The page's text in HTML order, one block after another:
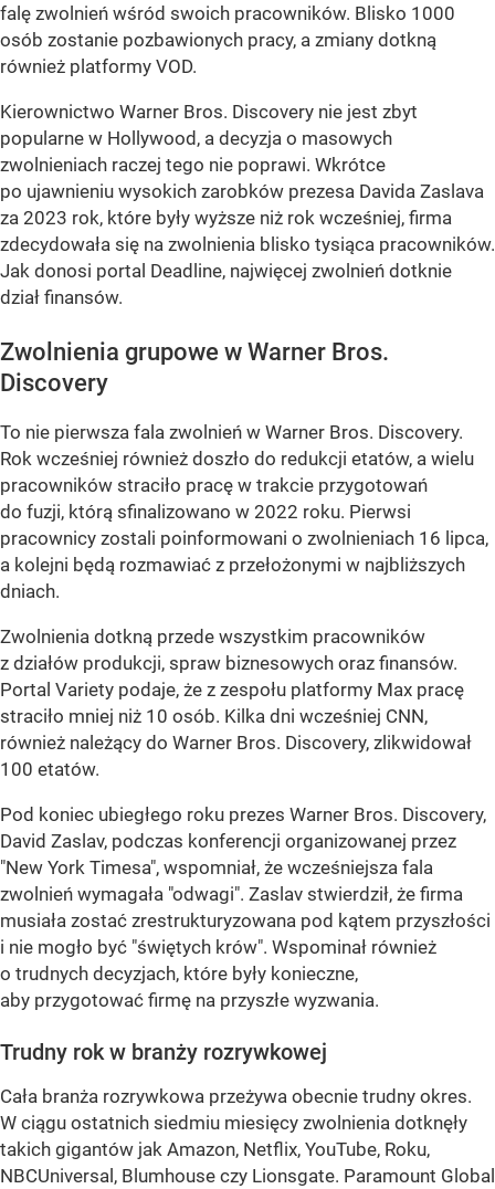
falę zwolnień wśród swoich pracowników. Blisko 1000
osób zostanie pozbawionych pracy, a zmiany dotkną
również platformy VOD.
Kierownictwo Warner Bros. Discovery nie jest zbyt
popularne w Hollywood, a decyzja o masowych
zwolnieniach raczej tego nie poprawi. Wkrótce
po ujawnieniu wysokich zarobków prezesa Davida Zaslava
za 2023 rok, które były wyższe niż rok wcześniej, firma
zdecydowała się na zwolnienia blisko tysiąca pracowników.
Jak donosi portal Deadline, najwięcej zwolnień dotknie
dział finansów.
Zwolnienia grupowe w Warner Bros.
Discovery
To nie pierwsza fala zwolnień w Warner Bros. Discovery.
Rok wcześniej również doszło do redukcji etatów, a wielu
pracowników straciło pracę w trakcie przygotowań
do fuzji, którą sfinalizowano w 2022 roku. Pierwsi
pracownicy zostali poinformowani o zwolnieniach 16 lipca,
a kolejni będą rozmawiać z przełożonymi w najbliższych
dniach.
Zwolnienia dotkną przede wszystkim pracowników
z działów produkcji, spraw biznesowych oraz finansów.
Portal Variety podaje, że z zespołu platformy Max pracę
straciło mniej niż 10 osób. Kilka dni wcześniej CNN,
również należący do Warner Bros. Discovery, zlikwidował
100 etatów.
Pod koniec ubiegłego roku prezes Warner Bros. Discovery,
David Zaslav, podczas konferencji organizowanej przez
"New York Timesa", wspomniał, że wcześniejsza fala
zwolnień wymagała "odwagi". Zaslav stwierdził, że firma
musiała zostać zrestrukturyzowana pod kątem przyszłości
i nie mogło być "świętych krów". Wspominał również
o trudnych decyzjach, które były konieczne,
aby przygotować firmę na przyszłe wyzwania.
Trudny rok w branży rozrywkowej
Cała branża rozrywkowa przeżywa obecnie trudny okres.
W ciągu ostatnich siedmiu miesięcy zwolnienia dotknęły
takich gigantów jak Amazon, Netflix, YouTube, Roku,
NBCUniversal, Blumhouse czy Lionsgate. Paramount Global